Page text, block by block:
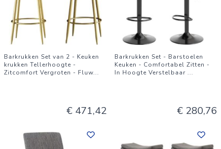
Barkrukken Set van 2 - Keuken
krukken Tellerhoogte -
Zitcomfort Vergroten - Fluw...
€ 471,42
Barkrukken Set - Barstoelen
Keuken - Comfortabel Zitten -
In Hoogte Verstelbaar ...
€ 280,76